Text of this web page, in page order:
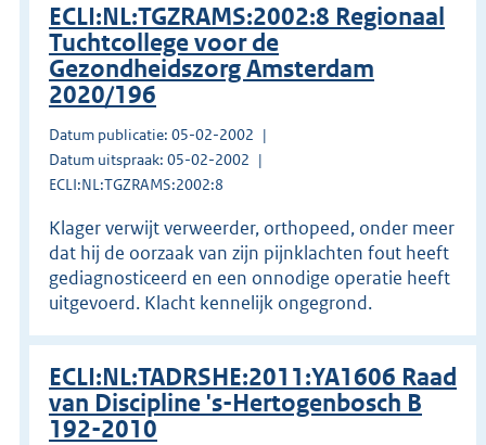
ECLI:NL:TGZRAMS:2002:8 Regionaal
Tuchtcollege voor de
Gezondheidszorg Amsterdam
2020/196
Datum publicatie: 05-02-2002
Datum uitspraak: 05-02-2002
ECLI:NL:TGZRAMS:2002:8
Klager verwijt verweerder, orthopeed, onder meer
dat hij de oorzaak van zijn pijnklachten fout heeft
gediagnosticeerd en een onnodige operatie heeft
uitgevoerd. Klacht kennelijk ongegrond.
ECLI:NL:TADRSHE:2011:YA1606 Raad
van Discipline 's-Hertogenbosch B
192-2010